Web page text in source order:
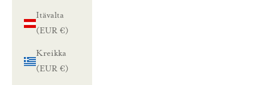
Itävalta
(EUR €)
Kreikka
(EUR €)